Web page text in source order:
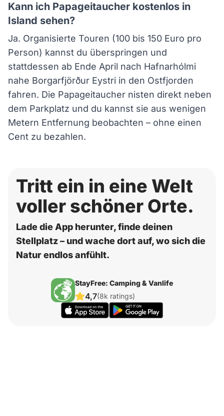
Kann ich Papageitaucher kostenlos in
Island sehen?
Ja. Organisierte Touren (100 bis 150 Euro pro
Person) kannst du überspringen und
stattdessen ab Ende April nach Hafnarhólmi
nahe Borgarfjörður Eystri in den Ostfjorden
fahren. Die Papageitaucher nisten direkt neben
dem Parkplatz und du kannst sie aus wenigen
Metern Entfernung beobachten – ohne einen
Cent zu bezahlen.
Tritt ein in eine Welt
voller schöner Orte.
Lade die App herunter, finde deinen
Stellplatz – und wache dort auf, wo sich die
Natur endlos anfühlt.
StayFree: Camping & Vanlife
4,7(8k ratings)